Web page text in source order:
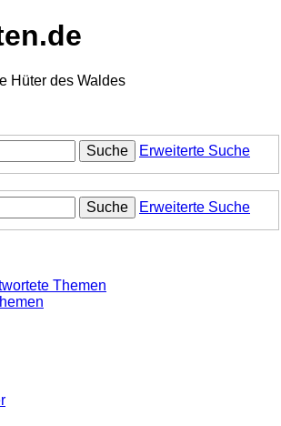
Hüter des Waldes
Suche Erweiterte Suche
Suche Erweiterte Suche
Themen